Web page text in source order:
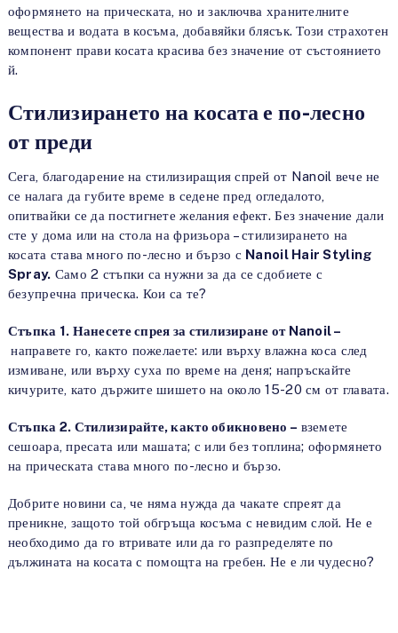
оформянето на прическата, но и заключва хранителните
вещества и водата в косъма, добавяйки блясък. Този страхотен
компонент прави косата красива без значение от състоянието
й.
Стилизирането на косата е по-лесно
от преди
Сега, благодарение на стилизиращия спрей от Nanoil вече не
се налага да губите време в седене пред огледалото,
опитвайки се да постигнете желания ефект. Без значение дали
сте у дома или на стола на фризьора – стилизирането на
косата става много по-лесно и бързо с Nanoil Hair Styling
Spray. Само 2 стъпки са нужни за да се сдобиете с
безупречна прическа. Кои са те?
Стъпка 1. Нанесете спрея за стилизиране от Nanoil –
направете го, както пожелаете: или върху влажна коса след
измиване, или върху суха по време на деня; напръскайте
кичурите, като държите шишето на около 15-20 см от главата.
Стъпка 2. Стилизирайте, както обикновено – вземете
сешоара, пресата или машата; с или без топлина; оформянето
на прическата става много по-лесно и бързо.
Добрите новини са, че няма нужда да чакате спреят да
преникне, защото той обгръща косъма с невидим слой. Не е
необходимо да го втривате или да го разпределяте по
дължината на косата с помощта на гребен. Не е ли чудесно?